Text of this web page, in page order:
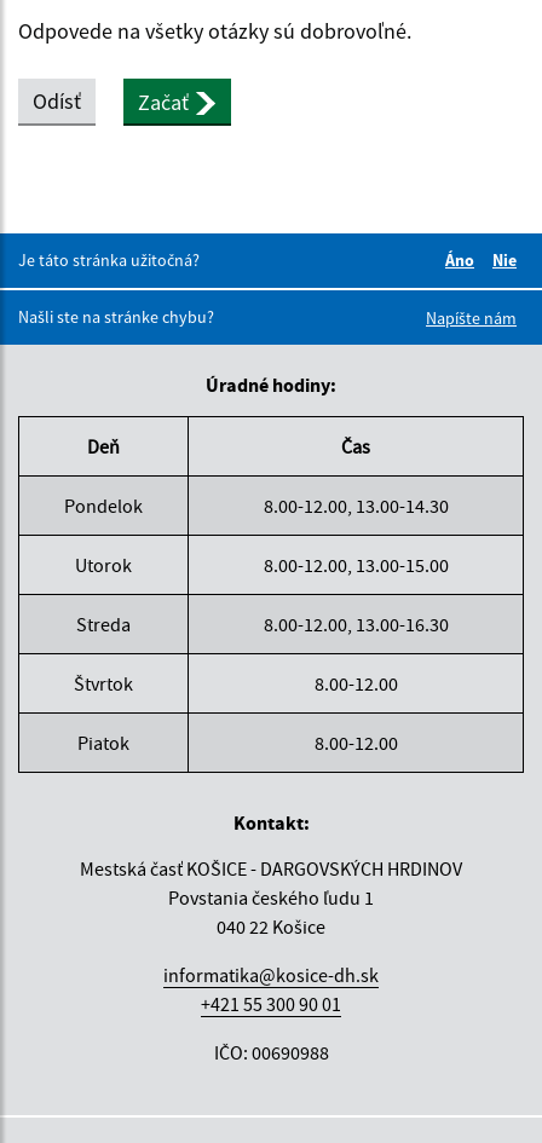
Odpovede na všetky otázky sú dobrovoľné.
Odísť Začať
Je táto stránka užitočná?
Áno
Nie
Našli ste na stránke chybu?
Napíšte nám
Úradné hodiny:
Deň Čas
Pondelok 8.00-12.00, 13.00-14.30
Utorok 8.00-12.00, 13.00-15.00
Streda 8.00-12.00, 13.00-16.30
Štvrtok 8.00-12.00
Piatok 8.00-12.00
Kontakt:
Mestská časť KOŠICE - DARGOVSKÝCH HRDINOV
Povstania českého ľudu 1
040 22 Košice
informatika@kosice-dh.sk
+421 55 300 90 01
IČO: 00690988